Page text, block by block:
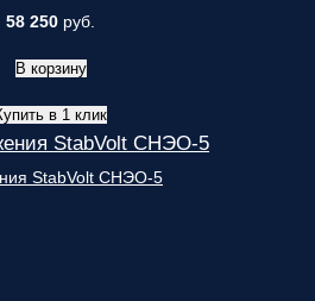
58 250 руб.
В корзину
в 1 клик
StabVolt СНЭО-5